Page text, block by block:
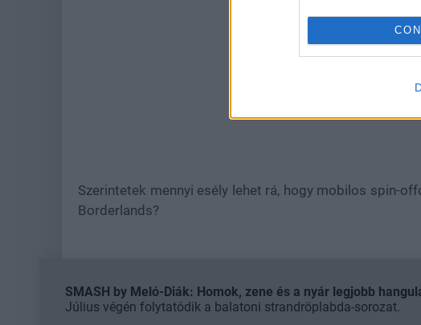
Szerintetek mennyi esély lehet rá, hogy mobilos spin-
Borderlands?
SMASH by Meló-Diák: Homok, zene és a nyár legjobb
Július végén folytatódik a balatoni strandröplabda-sorozat.